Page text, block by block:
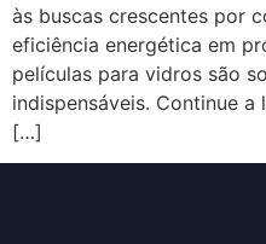
às buscas crescentes por
eficiência energética em
películas para vidros são
indispensáveis. Continue
[…]